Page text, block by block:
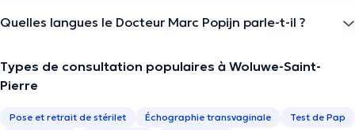
Quelles langues le Docteur Marc Popijn parle-t-il ?
Types de consultation populaires à Woluwe-Saint-
Pierre
Pose et retrait de stérilet Échographie transvaginale
Test de Pap